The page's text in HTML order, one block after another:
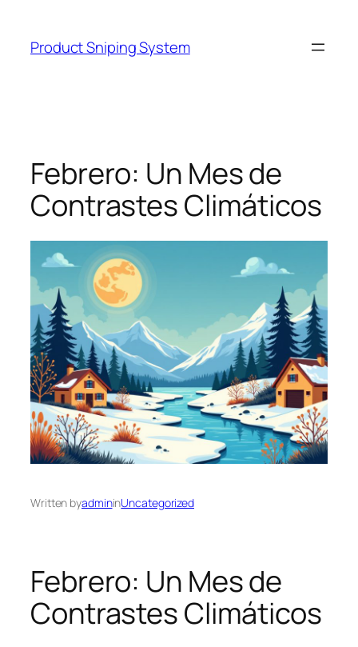
content
Product Sniping System
Febrero: Un Mes de
Contrastes Climáticos
Written byadmininUncategorized
Febrero: Un Mes de
Contrastes Climáticos